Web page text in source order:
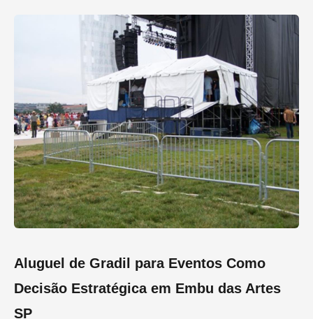
Aluguel de Gradil para Eventos Como
Decisão Estratégica em Embu das Artes
SP